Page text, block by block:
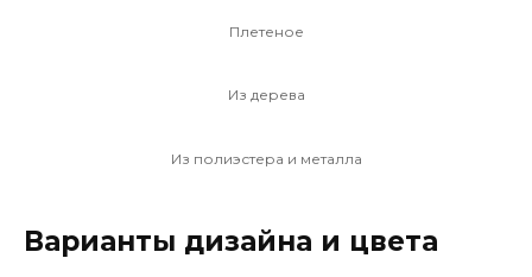
Плетеное
Из дерева
Из полиэстера и металла
Варианты дизайна и цвета